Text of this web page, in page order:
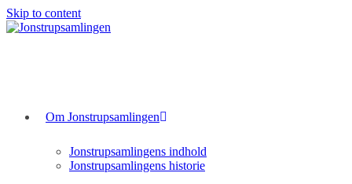
Skip to content
Om Jonstrupsamlingen
Jonstrupsamlingens indhold
Jonstrupsamlingens historie